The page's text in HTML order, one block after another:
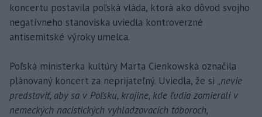
koncertu postavila poľská vláda, ktorá ako dôvod svojho
negatívneho stanoviska uviedla kontroverzné
antisemitské výroky umelca.
Poľská ministerka kultúry Marta Cienkowská označila
plánovaný koncert za neprijateľný. Uviedla, že si „nevie
predstaviť, aby sa v Poľsku, krajine, kde ľudia zomierali v
nemeckých nacistických vyhladzovacích táboroch,